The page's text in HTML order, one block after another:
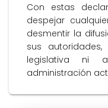
Con estas
despejar
desmentir la
sus
legislativa ni
administración